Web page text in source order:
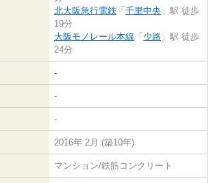
北大阪急行電鉄 「 千里中央 」駅 徒歩
19分
大阪モノレール本線 「 少路 」駅 徒歩
24分
-
-
-
2016年 2月 (築10年)
マンション/鉄筋コンクリート